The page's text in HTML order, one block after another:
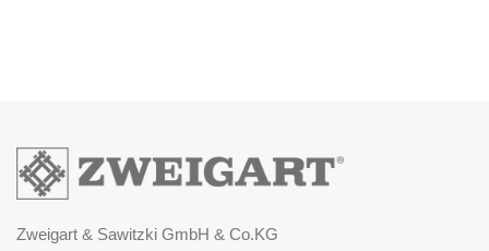
Zweigart & Sawitzki GmbH & Co.KG